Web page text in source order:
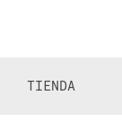
TIENDA